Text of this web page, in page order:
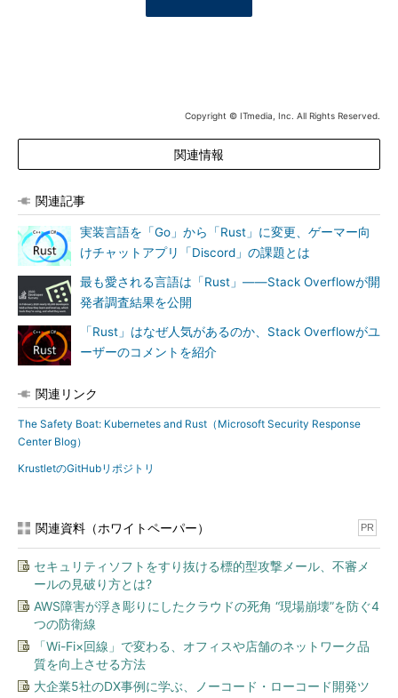
Copyright © ITmedia, Inc. All Rights Reserved.
関連情報
関連記事
実装言語を「Go」から「Rust」に変更、ゲーマー向
けチャットアプリ「Discord」の課題とは
最も愛される言語は「Rust」――Stack Overflowが開
発者調査結果を公開
「Rust」はなぜ人気があるのか、Stack Overflowがユ
ーザーのコメントを紹介
関連リンク
The Safety Boat: Kubernetes and Rust（Microsoft Security Response
Center Blog）
KrustletのGitHubリポジトリ
関連資料（ホワイトペーパー） PR
セキュリティソフトをすり抜ける標的型攻撃メール、不審メ
ールの見破り方とは?
AWS障害が浮き彫りにしたクラウドの死角 “現場崩壊”を防ぐ4
つの防衛線
「Wi-Fi×回線」で変わる、オフィスや店舗のネットワーク品
質を向上させる方法
大企業5社のDX事例に学ぶ、ノーコード・ローコード開発ツ